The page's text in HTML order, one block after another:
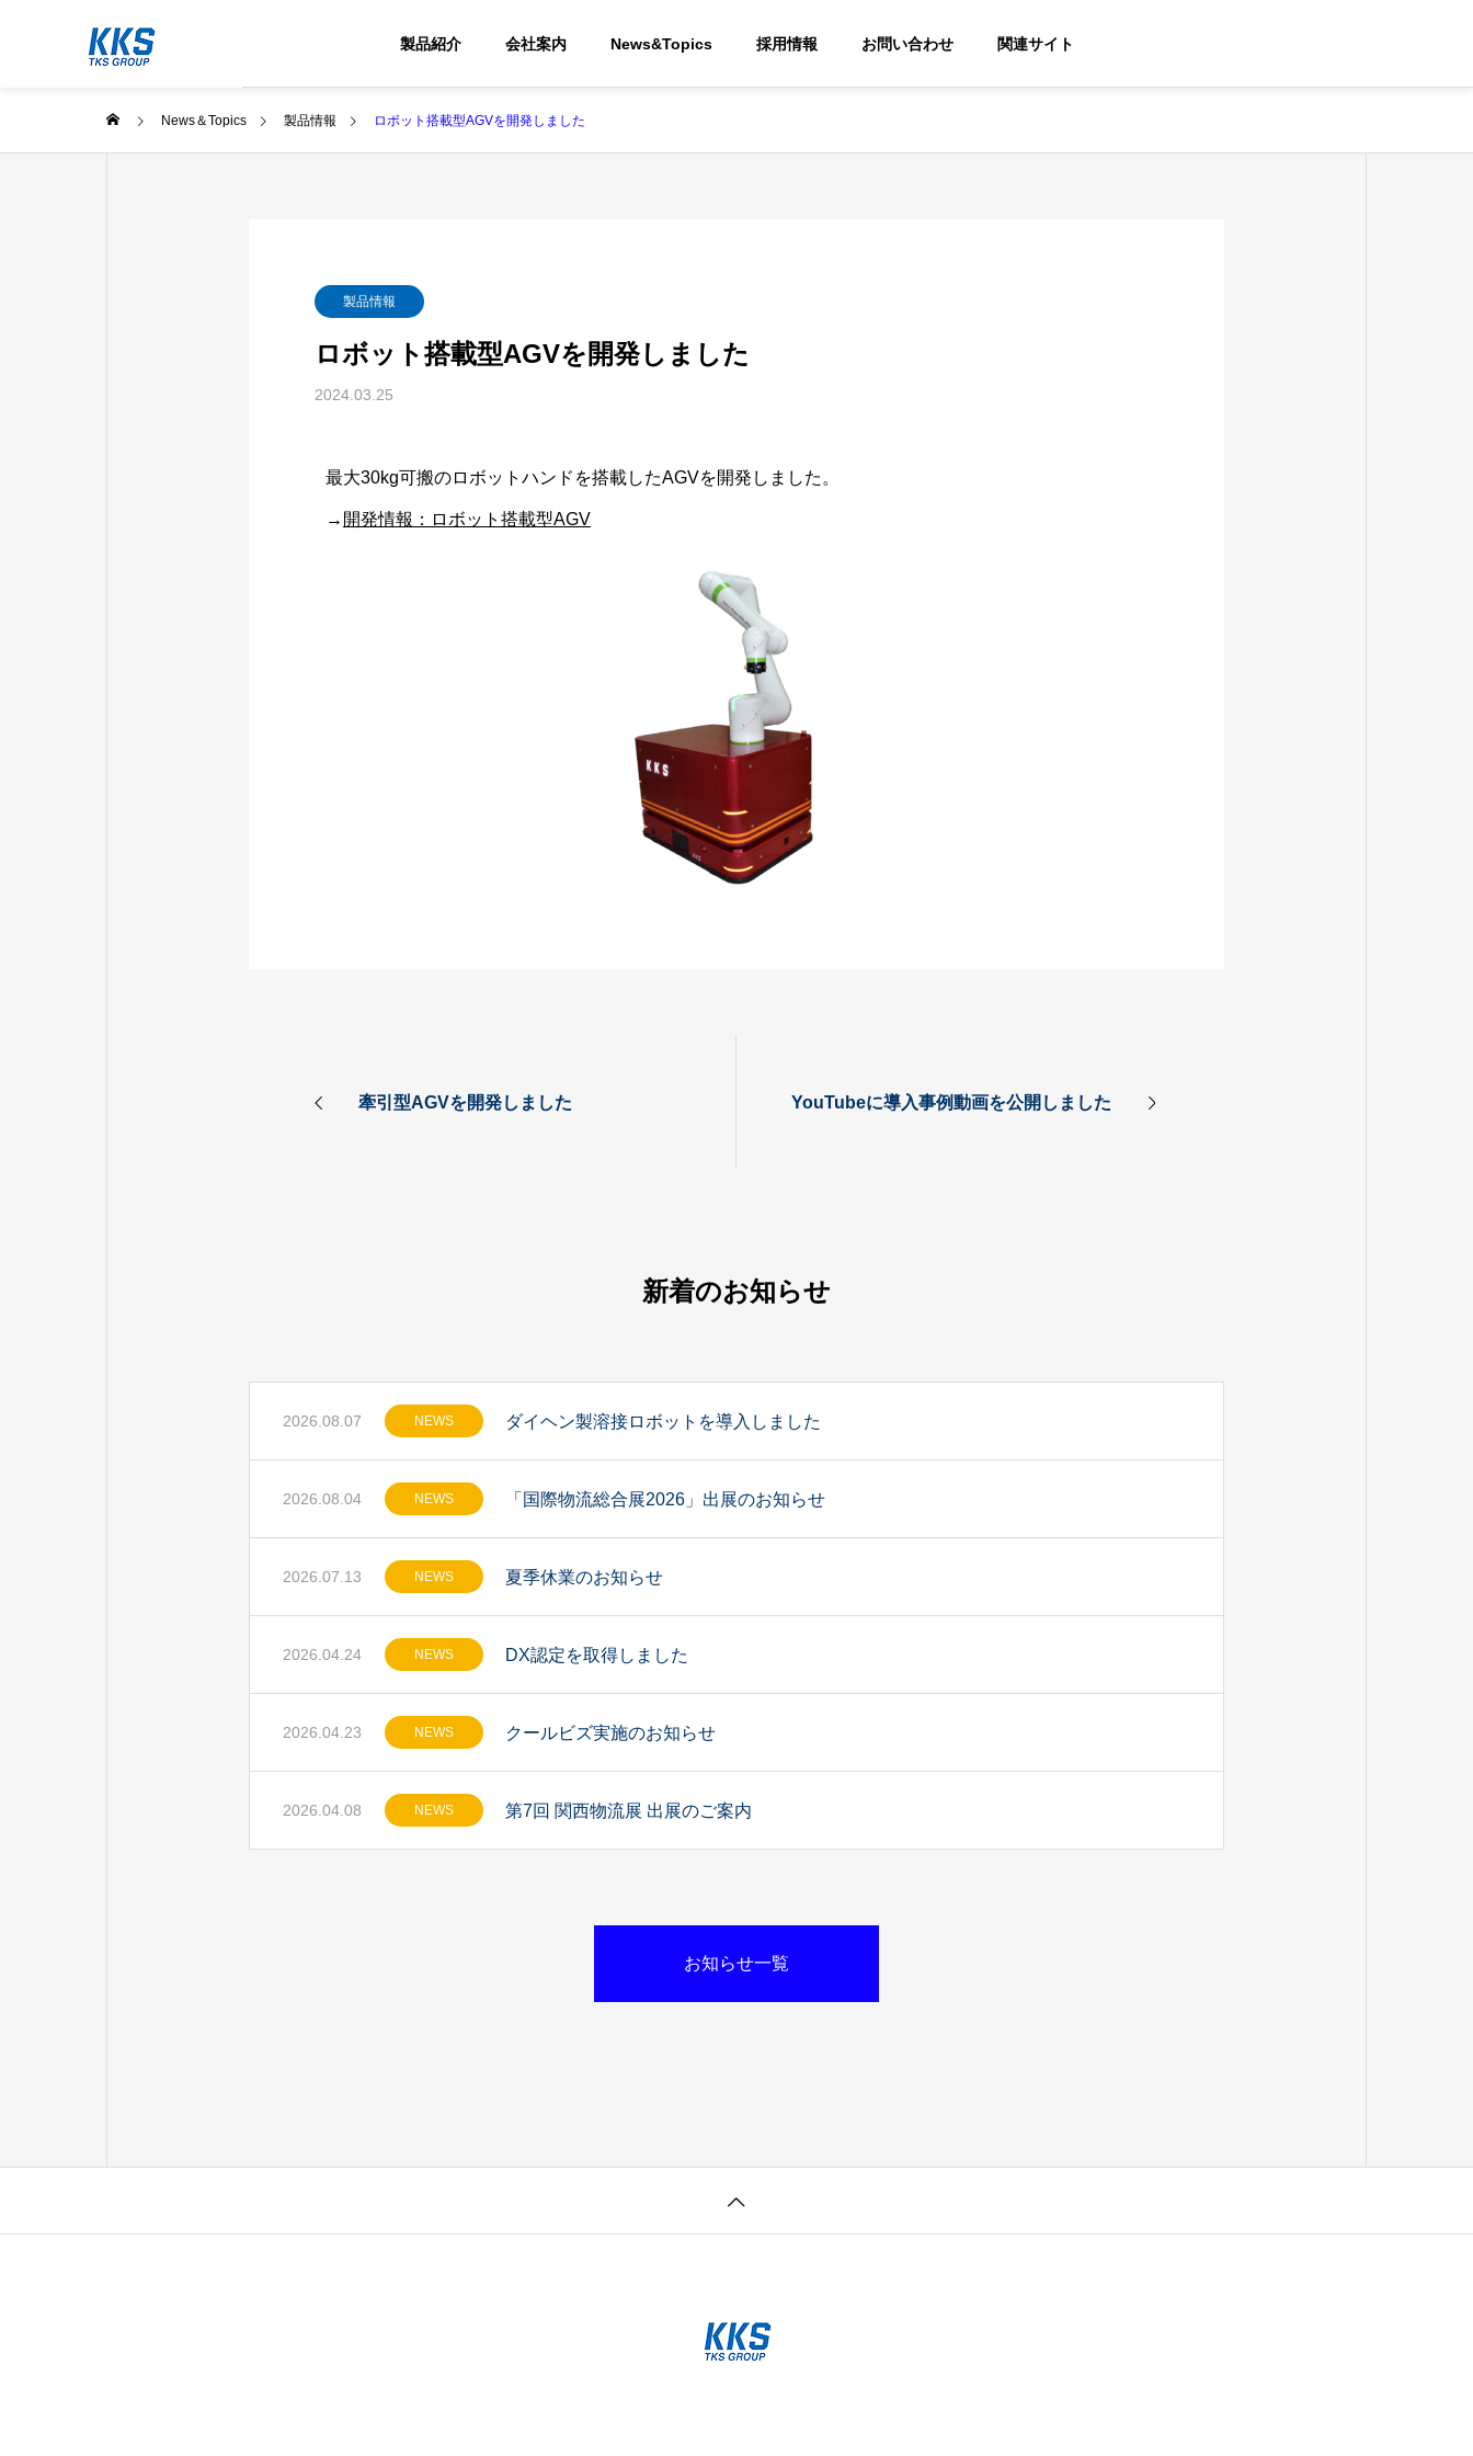
製品紹介 会社案内 News&Topics 採用情報 お問い合わせ 関連サイト
News＆Topics 製品情報 ロボット搭載型AGVを開発しました
製品情報
ロボット搭載型AGVを開発しました
2024.03.25
最大30kg可搬のロボットハンドを搭載したAGVを開発しました。
→ 開発情報：ロボット搭載型AGV
牽引型AGVを開発しました YouTubeに導入事例動画を公開しました
新着のお知らせ
2026.08.07 NEWS ダイヘン製溶接ロボットを導入しました
2026.08.04 NEWS 「国際物流総合展2026」出展のお知らせ
2026.07.13 NEWS 夏季休業のお知らせ
2026.04.24 NEWS DX認定を取得しました
2026.04.23 NEWS クールビズ実施のお知らせ
2026.04.08 NEWS 第7回 関西物流展 出展のご案内
お知らせ一覧